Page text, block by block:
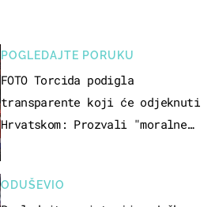
POGLEDAJTE PORUKU
FOTO Torcida podigla
transparente koji će odjeknuti
Hrvatskom: Prozvali "moralne
ODUŠEVIO